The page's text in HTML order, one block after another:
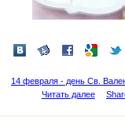
14 февраля - день Св.
Читать далее